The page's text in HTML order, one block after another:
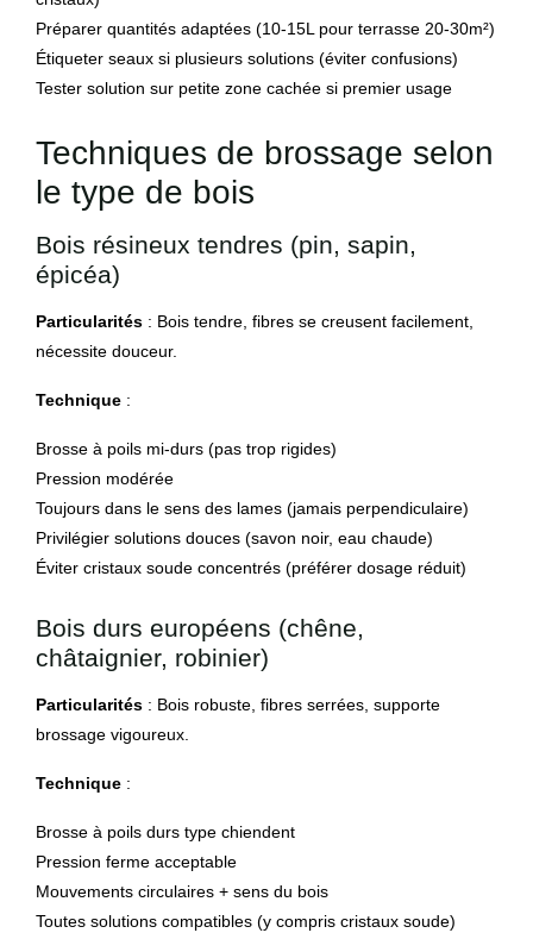
Préparer quantités adaptées (10-15L pour terrasse 20-30m²)
Étiqueter seaux si plusieurs solutions (éviter confusions)
Tester solution sur petite zone cachée si premier usage
Techniques de brossage selon
le type de bois
Bois résineux tendres (pin, sapin,
épicéa)
Particularités : Bois tendre, fibres se creusent facilement,
nécessite douceur.
Technique :
Brosse à poils mi-durs (pas trop rigides)
Pression modérée
Toujours dans le sens des lames (jamais perpendiculaire)
Privilégier solutions douces (savon noir, eau chaude)
Éviter cristaux soude concentrés (préférer dosage réduit)
Bois durs européens (chêne,
châtaignier, robinier)
Particularités : Bois robuste, fibres serrées, supporte
brossage vigoureux.
Technique :
Brosse à poils durs type chiendent
Pression ferme acceptable
Mouvements circulaires + sens du bois
Toutes solutions compatibles (y compris cristaux soude)